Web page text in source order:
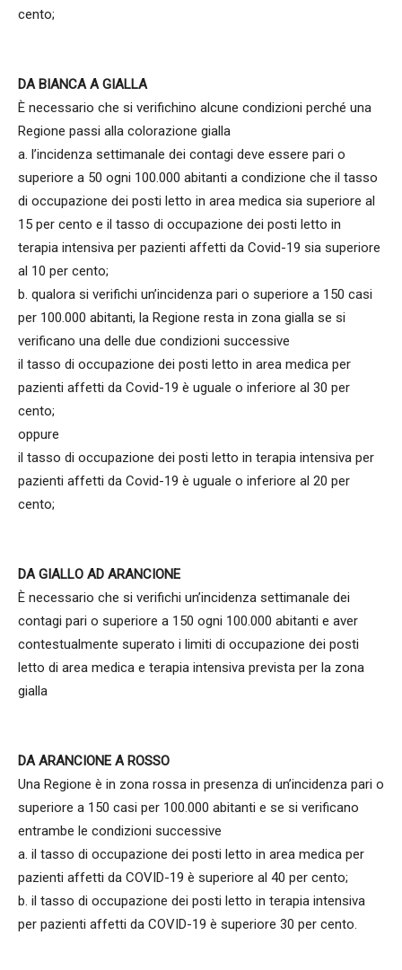
cento;
DA BIANCA A GIALLA
È necessario che si verifichino alcune condizioni perché una
Regione passi alla colorazione gialla
a. l’incidenza settimanale dei contagi deve essere pari o
superiore a 50 ogni 100.000 abitanti a condizione che il tasso
di occupazione dei posti letto in area medica sia superiore al
15 per cento e il tasso di occupazione dei posti letto in
terapia intensiva per pazienti affetti da Covid-19 sia superiore
al 10 per cento;
b. qualora si verifichi un’incidenza pari o superiore a 150 casi
per 100.000 abitanti, la Regione resta in zona gialla se si
verificano una delle due condizioni successive
il tasso di occupazione dei posti letto in area medica per
pazienti affetti da Covid-19 è uguale o inferiore al 30 per
cento;
oppure
il tasso di occupazione dei posti letto in terapia intensiva per
pazienti affetti da Covid-19 è uguale o inferiore al 20 per
cento;
DA GIALLO AD ARANCIONE
È necessario che si verifichi un’incidenza settimanale dei
contagi pari o superiore a 150 ogni 100.000 abitanti e aver
contestualmente superato i limiti di occupazione dei posti
letto di area medica e terapia intensiva prevista per la zona
gialla
DA ARANCIONE A ROSSO
Una Regione è in zona rossa in presenza di un’incidenza pari o
superiore a 150 casi per 100.000 abitanti e se si verificano
entrambe le condizioni successive
a. il tasso di occupazione dei posti letto in area medica per
pazienti affetti da COVID-19 è superiore al 40 per cento;
b. il tasso di occupazione dei posti letto in terapia intensiva
per pazienti affetti da COVID-19 è superiore 30 per cento.